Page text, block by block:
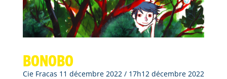
BONOBO
Cie Fracas 11 décembre 2022 / 17h12 décembre 2022